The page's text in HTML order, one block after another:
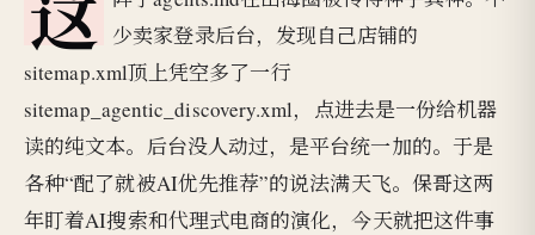
少卖家登录后台，发现自己店铺的
sitemap.xml顶上凭空多了一行
sitemap_agentic_discovery.xml，点进去是一份给机器
读的纯文本。后台没人动过，是平台统一加的。于是
各种“配了就被AI优先推荐”的说法满天飞。保哥这两
年盯着AI搜索和代理式电商的演化，今天就把这件事